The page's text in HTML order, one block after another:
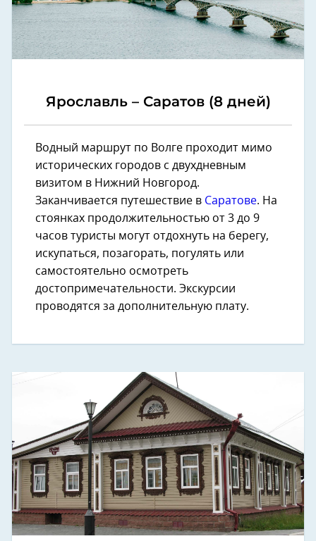
Ярославль – Саратов (8 дней)
Водный маршрут по Волге проходит мимо
исторических городов с двухдневным
визитом в Нижний Новгород.
Заканчивается путешествие в Саратове. На
стоянках продолжительностью от 3 до 9
часов туристы могут отдохнуть на берегу,
искупаться, позагорать, погулять или
самостоятельно осмотреть
достопримечательности. Экскурсии
проводятся за дополнительную плату.